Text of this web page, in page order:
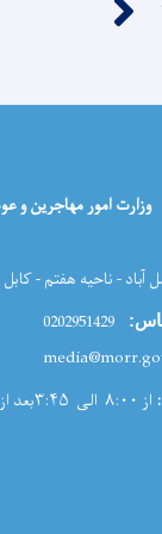
وزارت امور مهاجرین و
آباد - ناحیه هفتم -
از ۸:۰۰ الی ۳:۴۵بعد از ظهر